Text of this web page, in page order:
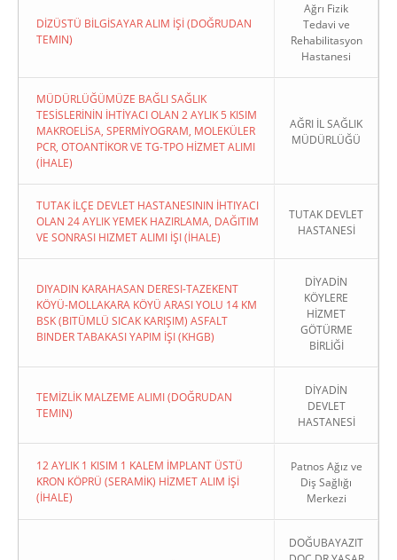
DİZÜSTÜ BİLGİSAYAR ALIM İŞİ (DOĞRUDAN
TEMIN)
Ağrı Fizik
Tedavi ve
Rehabilitasyon
Hastanesi
MÜDÜRLÜĞÜMÜZE BAĞLI SAĞLIK
TESİSLERİNİN İHTİYACI OLAN 2 AYLIK 5 KISIM
MAKROELİSA, SPERMİYOGRAM, MOLEKÜLER
PCR, OTOANTİKOR VE TG-TPO HİZMET ALIMI
(İHALE)
AĞRI İL SAĞLIK
MÜDÜRLÜĞÜ
TUTAK İLÇE DEVLET HASTANESININ İHTIYACI
OLAN 24 AYLIK YEMEK HAZIRLAMA, DAĞITIM
VE SONRASI HIZMET ALIMI İŞI (İHALE)
TUTAK DEVLET
HASTANESİ
DIYADIN KARAHASAN DERESI-TAZEKENT
KÖYÜ-MOLLAKARA KÖYÜ ARASI YOLU 14 KM
BSK (BITÜMLÜ SICAK KARIŞIM) ASFALT
BINDER TABAKASI YAPIM İŞI (KHGB)
DİYADİN
KÖYLERE
HİZMET
GÖTÜRME
BİRLİĞİ
TEMİZLİK MALZEME ALIMI (DOĞRUDAN
TEMIN)
DİYADİN
DEVLET
HASTANESİ
12 AYLIK 1 KISIM 1 KALEM İMPLANT ÜSTÜ
KRON KÖPRÜ (SERAMİK) HİZMET ALIM İŞİ
(İHALE)
Patnos Ağız ve
Diş Sağlığı
Merkezi
DOĞUBAYAZIT